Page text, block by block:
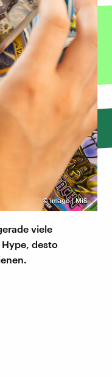
©imago,| MiS
viele
desto